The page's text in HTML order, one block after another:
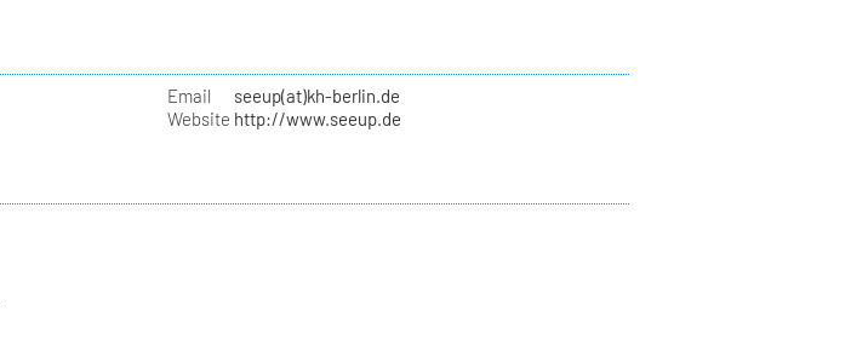
Email
seeup(at)kh-berlin.de
Website http://www.seeup.de